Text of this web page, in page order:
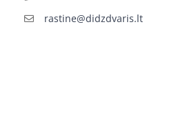
rastine@didzdvaris.lt